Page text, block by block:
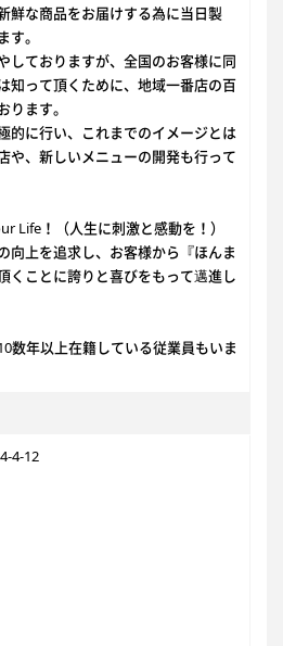
鮮な商品をお届けする為に当日製
。
しておりますが、全国のお客様に同
知って頂くために、地域一番店の百
ります。
的に行い、これまでのイメージとは
や、新しいメニューの開発も行って
Life！（人生に刺激と感動を！）
向上を追求し、お客様から『ほんま
くことに誇りと喜びをもって邁進し
数年以上在籍している従業員もいま
4-12